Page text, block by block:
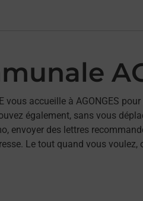
accueille à AGONGES
également, sans vous
envoyer des lettres
Le tout quand vous voulez,